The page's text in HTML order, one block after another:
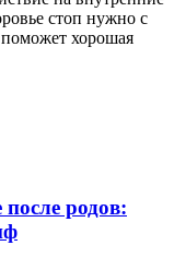
стоп нужно с
поможет хорошая
родов: